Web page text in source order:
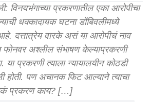
विनयभंगाच्या प्रकरणातील एका आरोपीचा
धक्कादायक घटना डोंबिवलीमध्ये
दत्तात्रेय वारके असं या आरोपीचं नाव
अश्लील संभाषण केल्याप्रकरणी
या प्रकरणी त्याला न्यायालयीन कोठडी
होती. पण अचानक फिट आल्याने त्याचा
प्रकरण काय? […]